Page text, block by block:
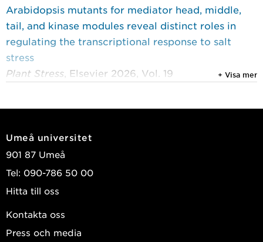
Arabidopsis mutants for mediator head, middle,
tail, and kinase modules reveal distinct roles in
regulating the transcriptional response to salt
stress
Plant Stress , Elsevier 2026, Vol. 19
Rare germline variants contribute to glioma
predisposition: whole-genome analysis of a
regional cohort of glioma patients
Neuro-Oncology Advances
Press (OUP) 2026, Vol. 8, (1)
+ Visa mer
Umeå universitet
901 87 Umeå
Tel: 090-786 50 00
Hitta till oss
Kontakta oss
Press och media